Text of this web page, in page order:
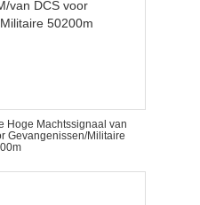
Hoge Machtssignaal van
Gevangenissen/Militaire